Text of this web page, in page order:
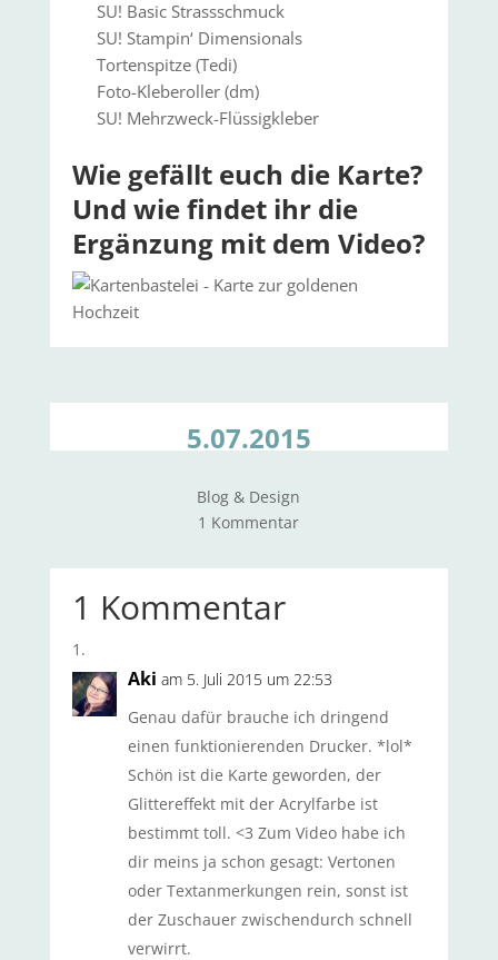
SU! Basic Strassschmuck
SU! Stampin‘ Dimensionals
Tortenspitze (Tedi)
Foto-Kleberoller (dm)
SU! Mehrzweck-Flüssigkleber
Wie gefällt euch die Karte?
Und wie findet ihr die
Ergänzung mit dem Video?
5.07.2015
Blog & Design
1 Kommentar
1 Kommentar
Aki am 5. Juli 2015 um 22:53
Genau dafür brauche ich dringend
einen funktionierenden Drucker. *lol*
Schön ist die Karte geworden, der
Glittereffekt mit der Acrylfarbe ist
bestimmt toll. <3 Zum Video habe ich
dir meins ja schon gesagt: Vertonen
oder Textanmerkungen rein, sonst ist
der Zuschauer zwischendurch schnell
verwirrt.